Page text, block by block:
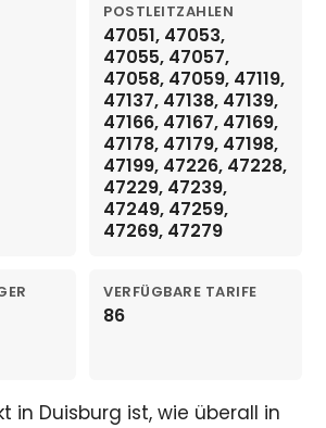
POSTLEITZAHLEN
47051, 47053,
47055, 47057,
47058, 47059, 47119,
47137, 47138, 47139,
47166, 47167, 47169,
47178, 47179, 47198,
47199, 47226, 47228,
47229, 47239,
47249, 47259,
47269, 47279
VERFÜGBARE TARIFE
86
in Duisburg ist, wie überall in